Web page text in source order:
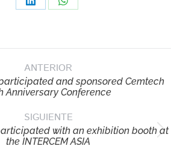
Share Share
ANTERIOR
Publicación
anterior:
and sponsored Cemtech
Anniversary Conference
SIGUIENTE
Publicación
siguiente:
with an exhibition booth at
the INTERCEM ASIA